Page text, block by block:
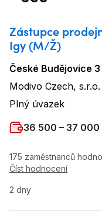
Zástupce
Igy (M/Ž)
Lokalita
České Budějovice 3
Název firmy:
Modivo Czech, s.r.o.
Typ úvazku:
Plný úvazek
Plat:
36 500 – 37 000
175 zaměstnanců
Číst hodnocení
2 dny